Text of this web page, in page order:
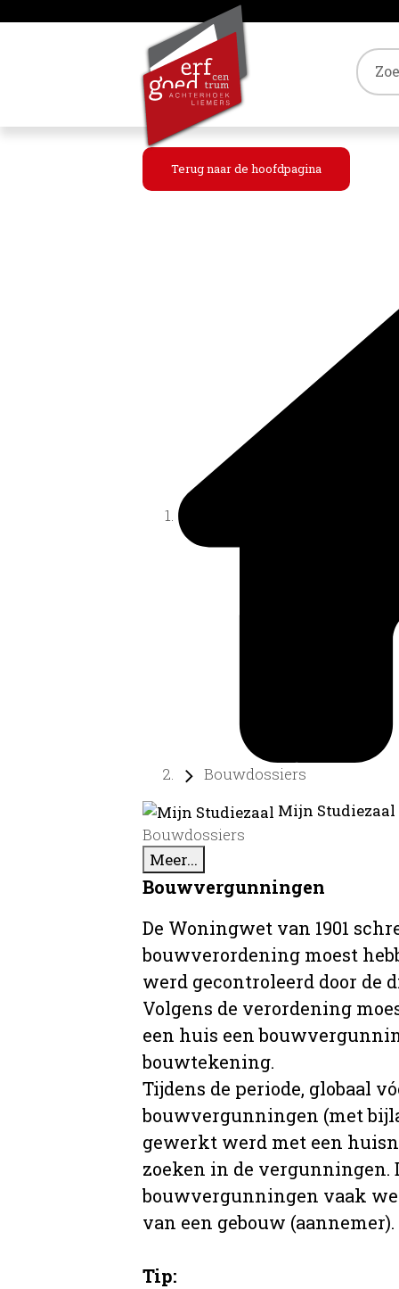
Terug naar de hoofdpagina
Bouwdossiers
Mijn
Bouwdossiers
Meer...
Bouwvergunningen
De Woningwet van 1901
bouwverordening moest
werd gecontroleerd door de
Volgens de verordening
een huis een
bouwtekening.
Tijdens de periode, globaal
bouwvergunningen (met
gewerkt werd met een
zoeken in de vergunningen.
bouwvergunningen vaak
van een gebouw (aannemer).
Tip: